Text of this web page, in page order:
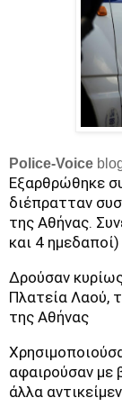
Police-Voice
Εξαρθρώθηκε
διέπρατταν
της Αθήνας.
και 4
Δρούσαν
Πλατεία Λαού,
της Αθήνας
αφαιρούσαν με
άλλα